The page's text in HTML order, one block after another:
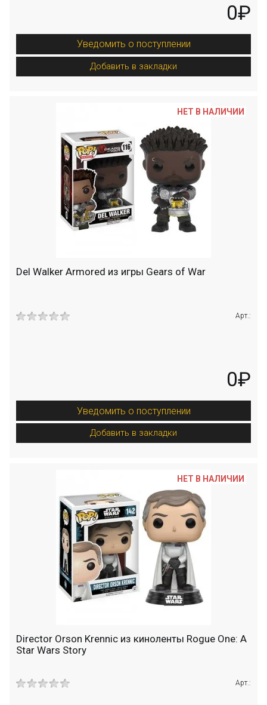
0₽
Уведомить о поступлении
Добавить в закладки
Del Walker Armored из игры Gears of War
Арт.:
0₽
Уведомить о поступлении
Добавить в закладки
НЕТ В НАЛИЧИИ
Director Orson Krennic из киноленты Rogue One: A
Star Wars Story
Арт.:
НЕТ В НАЛИЧИИ